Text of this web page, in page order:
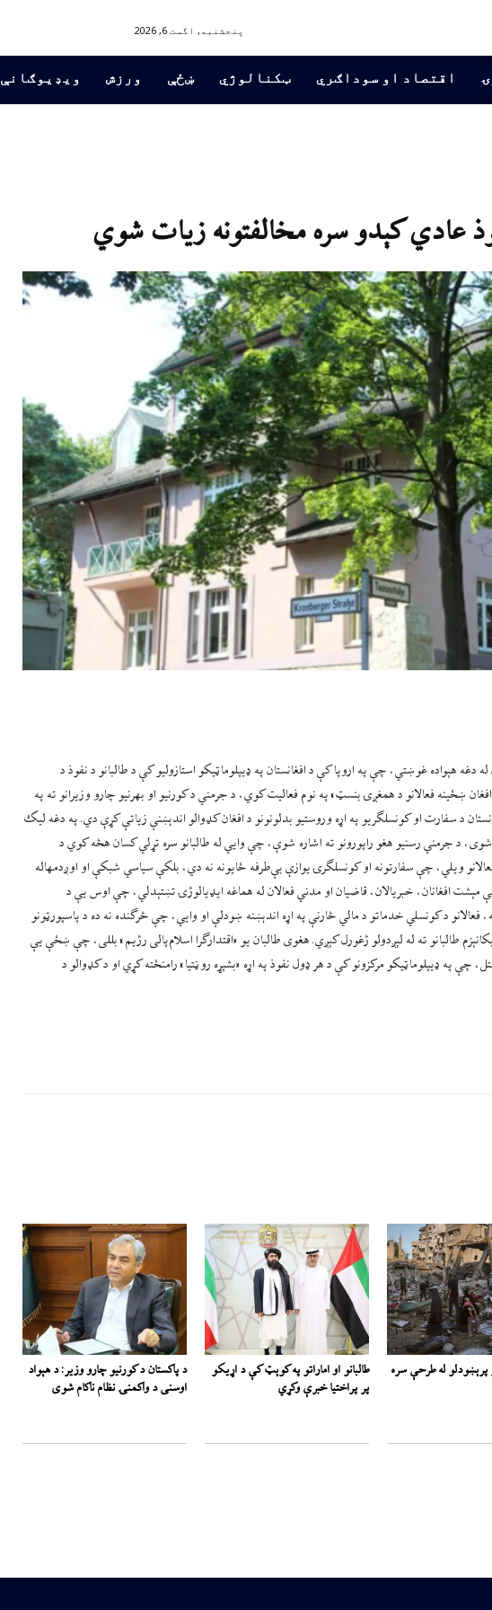
پنجشنبه, اگست 6, 2026
اقتصاد او سوداګري ټکنالوژي ښځې ورزش ویډیوګانې
عادي کېدو سره مخالفتونه زیات شوي
هېواده غوښتي، چې په اروپا کې د افغانستان په ډیپلوماټیکو استازولیو کې د طالبانو د نفوذ د
ښځینه فعالانو د همغږۍ بنسټ» په نوم فعالیت کوي، د جرمني د کورنیو او بهرنیو چارو وزیرانو ته په
د سفارت او کونسلګریو په اړه وروستیو بدلونونو د افغان کډوالو اندېښنې زیاتې کړې دي. په دغه لیک
د جرمني رسنیو هغو راپورونو ته اشاره شوې، چې وایي له طالبانو سره تړلي کسان هڅه کوي د
ویلي، چې سفارتونه او کونسلګرۍ یوازې بې‌طرفه ځایونه نه دي، بلکې سیاسي شبکې او اوږدمهاله
افغانان، خبریالان، قاضیان او مدني فعالان له هماغه ایډیالوژۍ تښتېدلي، چې اوس یې د
فعالانو د کونسلي خدماتو د مالي څارنې په اړه اندېښنه ښودلې او وایي، چې څرګنده نه ده د پاسپورټونو
طالبانو ته له لېږدولو ژغورل کېږي. هغوی طالبان یو «اقتدارګرا اسلام‌پالی رژیم» بللی، چې ښځې یې
په ډیپلوماټیکو مرکزونو کې د هر ډول نفوذ په اړه «بشپړه روڼتیا» رامنځته کړي او د کډوالو د
له طرحې سره
طالبانو او اماراتو په کوېټ کې د اړیکو
پر پراختیا خبرې وکړي
د پاکستان د کورنیو چارو وزیر: د هېواد
اوسنی د واکمنۍ نظام ناکام شوی